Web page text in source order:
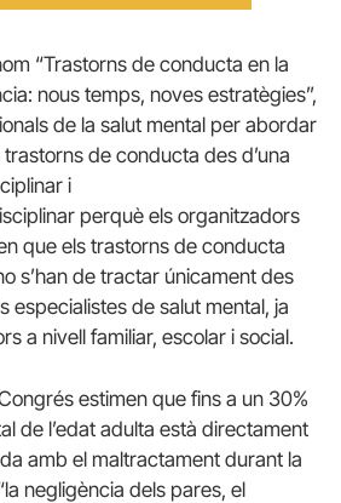
“Trastorns de conducta en la
nous temps, noves estratègies”,
de la salut mental per abordar
de conducta des d’una
i
perquè els organitzadors
que els trastorns de conducta
s’han de tractar únicament des
especialistes de salut mental, ja
a nivell familiar, escolar i social.
estimen que fins a un 30%
de l’edat adulta està directament
amb el maltractament durant la
negligència dels pares, el